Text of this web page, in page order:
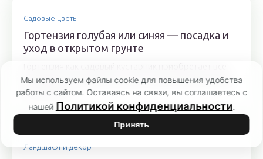
Садовые цветы
Гортензия голубая или синяя — посадка и
уход в открытом грунте
большую популярность год от года. В Подмосковье
на частной...
Ландшафт и декор
Мы используем файлы cookie для повышения удобства
работы с сайтом. Оставаясь на связи, вы соглашаетесь с
нашей Политикой конфиденциальности.
Принять